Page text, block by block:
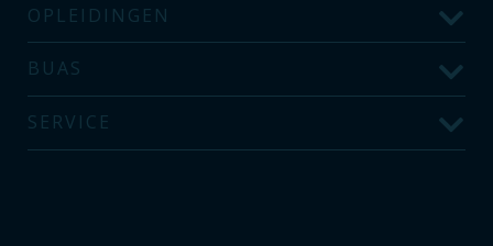
OPLEIDINGEN
BUAS
SERVICE